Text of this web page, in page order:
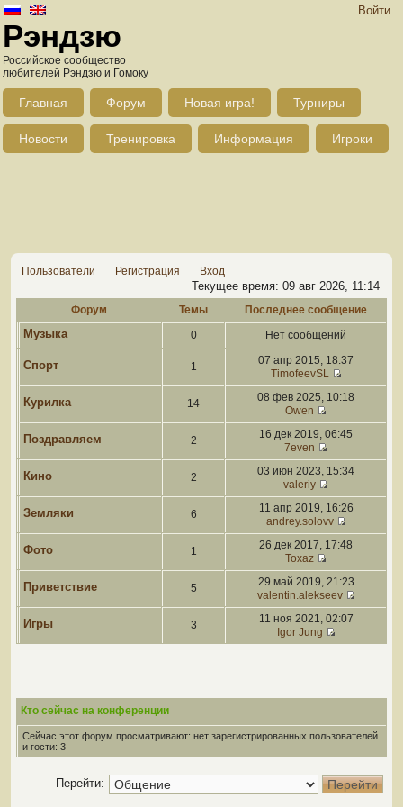
Войти
Рэндзю
Российское сообщество
любителей Рэндзю и Гомоку
Главная Форум Новая игра! Турниры
Новости Тренировка Информация Игроки
Пользователи Регистрация Вход
Текущее время: 09 авг 2026, 11:14
Форум Темы Последнее сообщение
Музыка 0 Нет сообщений
Спорт 1
07 апр 2015, 18:37
TimofeevSL
Курилка 14
08 фев 2025, 10:18
Owen
Поздравляем 2
16 дек 2019, 06:45
7even
Кино 2
03 июн 2023, 15:34
valeriy
Земляки 6
11 апр 2019, 16:26
andrey.solovv
Фото 1
26 дек 2017, 17:48
Toxaz
Приветствие 5
29 май 2019, 21:23
valentin.alekseev
Игры 3
11 ноя 2021, 02:07
Igor Jung
Кто сейчас на конференции
Сейчас этот форум просматривают: нет зарегистрированных пользователей
и гости: 3
Перейти: